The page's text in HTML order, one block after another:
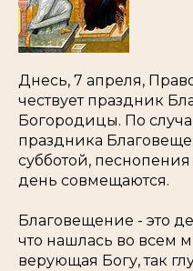
Днесь, 7 апреля,
чествует праздник
Богородицы. По
праздника
субботой,
день совмещаются.
Благовещение - это
что нашлась во всем
верующая Богу, так